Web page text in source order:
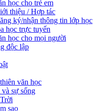
học cho trẻ em
thiệu / Hợp tác
ký/nhận thông tin lớp học
học trực tuyến
học cho mọi người
độc lập
văn học
sự sống
sao